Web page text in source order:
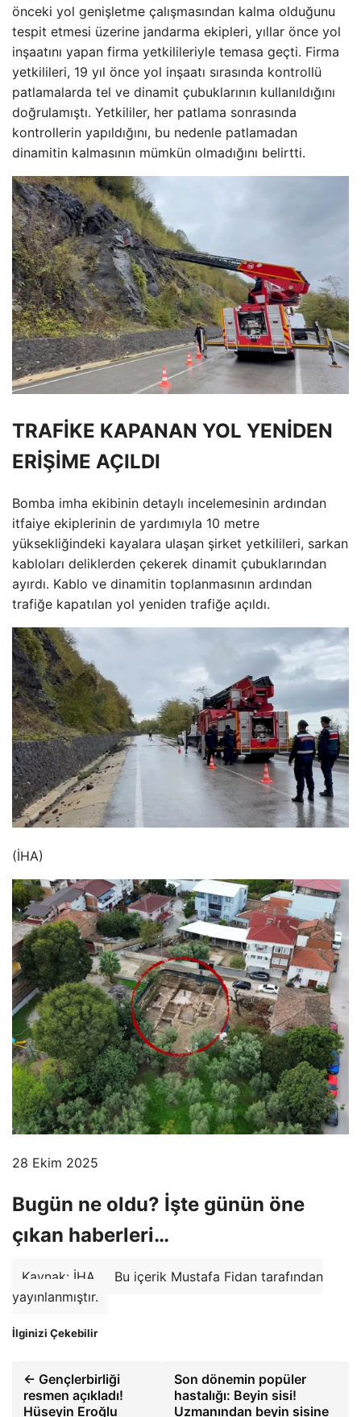
önceki yol genişletme çalışmasından kalma olduğunu
tespit etmesi üzerine jandarma ekipleri, yıllar önce yol
inşaatını yapan firma yetkilileriyle temasa geçti. Firma
yetkilileri, 19 yıl önce yol inşaatı sırasında kontrollü
patlamalarda tel ve dinamit çubuklarının kullanıldığını
doğrulamıştı. Yetkililer, her patlama sonrasında
kontrollerin yapıldığını, bu nedenle patlamadan
dinamitin kalmasının mümkün olmadığını belirtti.
TRAFİKE KAPANAN YOL YENİDEN
ERİŞİME AÇILDI
Bomba imha ekibinin detaylı incelemesinin ardından
itfaiye ekiplerinin de yardımıyla 10 metre
yüksekliğindeki kayalara ulaşan şirket yetkilileri, sarkan
kabloları deliklerden çekerek dinamit çubuklarından
ayırdı. Kablo ve dinamitin toplanmasının ardından
trafiğe kapatılan yol yeniden trafiğe açıldı.
(İHA)
28 Ekim 2025
Bugün ne oldu? İşte günün öne
çıkan haberleri…
Kaynak: İHA
Bu içerik Mustafa Fidan tarafından
yayınlanmıştır.
İlginizi Çekebilir
← Gençlerbirliği
resmen açıkladı!
Hüseyin Eroğlu
Son dönemin popüler
hastalığı: Beyin sisi!
Uzmanından beyin sisine